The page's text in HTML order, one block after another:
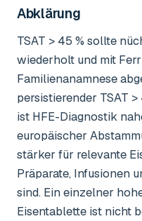
Abklärung
TSAT > 45 % sollte
wiederholt und mit
Familienanamnese
persistierender TSAT
ist HFE-Diagnostik
europäischer
stärker für relevante
Präparate, Infusionen
sind. Ein einzelner
Eisentablette ist nicht